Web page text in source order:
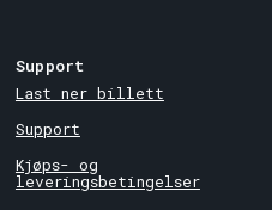
Support
Last ner billett
Support
Kjøps- og
leveringsbetingelser